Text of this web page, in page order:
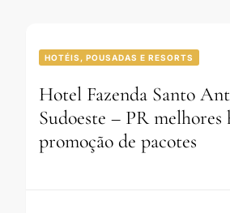
HOTÉIS, POUSADAS E RESORTS
Hotel Fazenda Santo
Sudoeste – PR melhores
promoção de pacotes